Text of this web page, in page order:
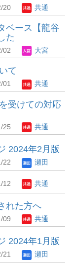
20 共通
ベース【龍谷
た
02 大宮
て
01 共通
受けての対応
25 共通
2024年2月版
22 瀬田
12 共通
れた方へ
09 共通
2024年1月版
21 瀬田